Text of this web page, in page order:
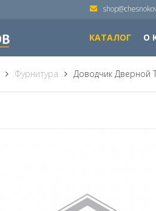
КАТАЛОГ О
Фурнитура Доводчик Дверной